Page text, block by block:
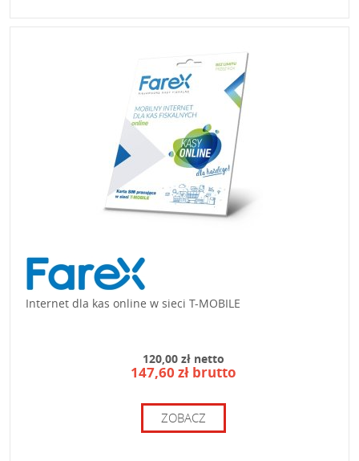
Internet dla kas online w sieci T-MOBILE
120,00 zł netto
147,60 zł brutto
ZOBACZ